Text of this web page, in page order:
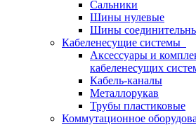
Сальники
Шины нулевые
Шины
Кабеленесущие системы
Аксессуары и
кабеленесущих
Кабель-каналы
Металлорукав
Трубы пластиковые
Коммутационное